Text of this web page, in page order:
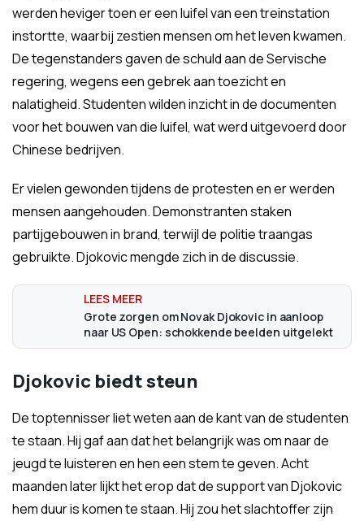
werden heviger toen er een luifel van een treinstation
instortte, waarbij zestien mensen om het leven kwamen.
De tegenstanders gaven de schuld aan de Servische
regering, wegens een gebrek aan toezicht en
nalatigheid. Studenten wilden inzicht in de documenten
voor het bouwen van die luifel, wat werd uitgevoerd door
Chinese bedrijven.
Er vielen gewonden tijdens de protesten en er werden
mensen aangehouden. Demonstranten staken
partijgebouwen in brand, terwijl de politie traangas
gebruikte. Djokovic mengde zich in de discussie.
Grote zorgen om Novak Djokovic in aanloop
naar US Open: schokkende beelden uitgelekt
Djokovic biedt steun
De toptennisser liet weten aan de kant van de studenten
te staan. Hij gaf aan dat het belangrijk was om naar de
jeugd te luisteren en hen een stem te geven. Acht
maanden later lijkt het erop dat de support van Djokovic
hem duur is komen te staan. Hij zou het slachtoffer zijn